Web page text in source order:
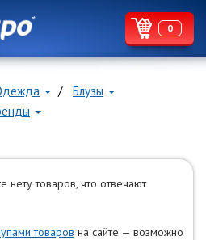
0
Блузы
нету товаров, что отвечают
товаров на сайте — возможно